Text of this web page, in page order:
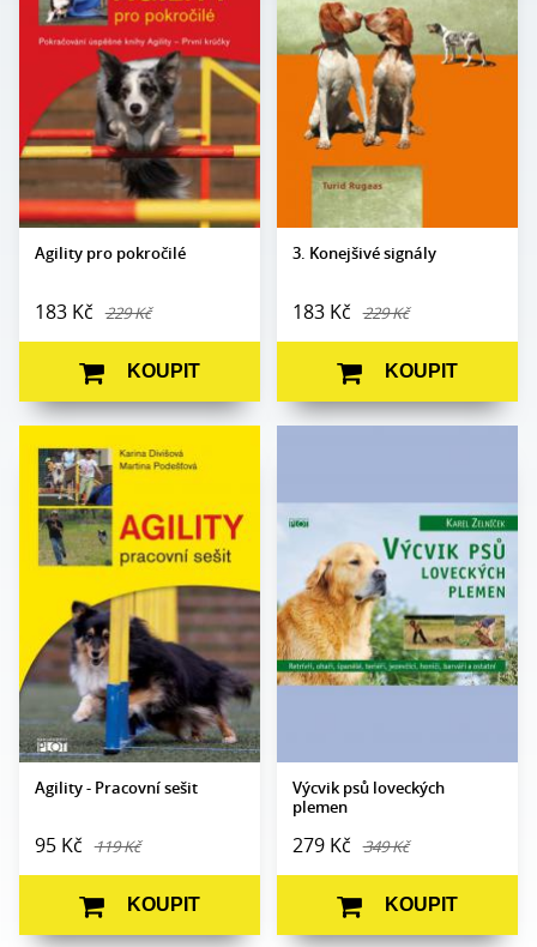
Agility pro pokročilé
183 Kč 229 Kč
Edice:
Edukace
Počet
stran:
128
A5
Vazba:
V8a (pevná)
Obrazová
část:
Černobílé a barevné
fotografie
Datum
30. 10. 2009
KOUPIT
3. Konejšivé signály
183 Kč 229 Kč
Počet
stran:
100
Formát:
A5
Vazba:
V8 (pevná)
Obrazová
část:
Černobílé a barevné
fotografie
Datum
vydání:
1. 10. 2024
KOUPIT
Agility - Pracovní sešit
95 Kč 119 Kč
Autor:
Karina Divišová,
Martina Podešťová
Edice:
Edukace
Počet
96
Formát:
A5
Vazba:
V2 (brož.)
Obrazová čb ilustrace
Datum
vydání:
20. 11. 2009
KOUPIT
Výcvik psů loveckých
plemen
279 Kč 349 Kč
Autor:
Karel Zelníček
Edice:
Edukace
Počet stran:
238
Formát:
210 x 145
Vazba:
V8a (pevná)
Obrazová
část:
čb a barev.
fotografie
Datum
vydání:
14. 10. 2010
KOUPIT